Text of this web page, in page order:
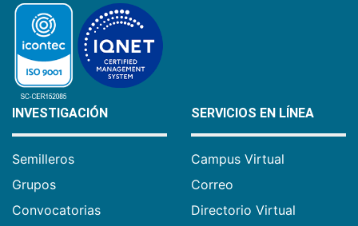
INVESTIGACIÓN
Semilleros
Grupos
Convocatorias
SERVICIOS EN LÍNEA
Campus Virtual
Correo
Directorio Virtual